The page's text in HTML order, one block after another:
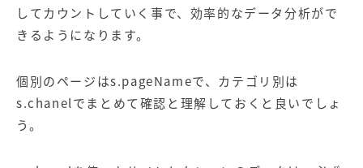
してカウントしていく事で、効率的なデータ分析がで
きるようになります。
個別のページはs.pageNameで、カテゴリ別は
s.chanelでまとめて確認と理解しておくと良いでしょ
う。